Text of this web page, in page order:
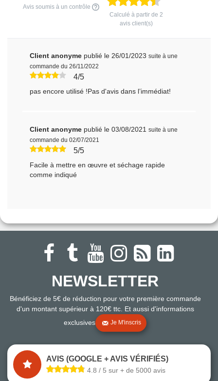
Avis soumis à un contrôle
Calculé à partir de 2
avis client(s)
Client anonyme publié le 26/01/2023 suite à une
commande du 26/11/2022
4/5
pas encore utilisé !Pas d'avis dans l’immédiat!
Client anonyme publié le 03/08/2021 suite à une
commande du 02/07/2021
5/5
Facile à mettre en œuvre et séchage rapide
comme indiqué
NEWSLETTER
Bénéficiez de 5€ de réduction pour votre première commande
d'un montant supérieur à 120€ ttc. Et aussi d'informations
exclusives
Je M'inscris
AVIS (GOOGLE + AVIS VÉRIFIÉS)
4.8 / 5 sur + de 5000 avis